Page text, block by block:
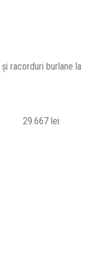
racorduri burlane la
lei
TVA)